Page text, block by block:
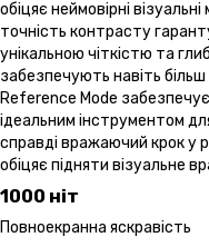
обіцяє неймовірні
точність контрасту
унікальною чіткістю та
забезпечують навіть
Reference Mode
ідеальним інструментом
справді вражаючий крок у
обіцяє підняти візуальне
1000 ніт
Повноекранна яскравість